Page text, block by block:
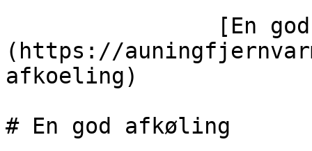
(https://
afkoeling)
# En god afkøling